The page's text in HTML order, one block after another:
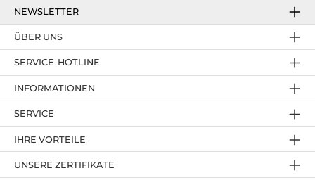
NEWSLETTER
SERVICE-HOTLINE
IHRE VORTEILE
ÜBER UNS
UNSERE ZERTIFIKATE
INFORMATIONEN
SERVICE